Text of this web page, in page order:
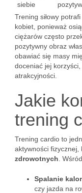
siebie
Trening siłowy
kobiet, ponieważ
ciężarów często
pozytywny obraz
obawiać się masy
doceniać jej
atrakcyjności.
Jakie
trening
Trening cardio to
aktywności fizycznej,
zdrowotnych .
Spalanie
czy jazda na